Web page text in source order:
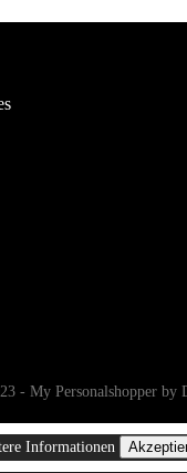
- My Personalshopper by
Informationen